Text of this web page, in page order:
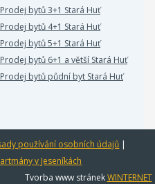
Prodej bytů 3+1 Stará Huť
Prodej bytů 4+1 Stará Huť
Prodej bytů 5+1 Stará Huť
Prodej bytů 6+1 a větší Stará Huť
Prodej bytů půdní byt Stará Huť
používání osobních údajů |
v Jeseníkách
Tvorba www stránekWINTERNET